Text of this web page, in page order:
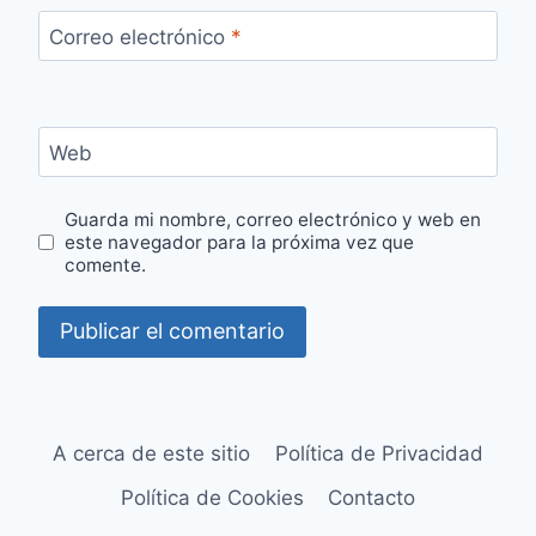
Correo electrónico *
Web
Guarda mi nombre, correo electrónico y web en
este navegador para la próxima vez que
comente.
A cerca de este sitio
Política de Privacidad
Política de Cookies
Contacto